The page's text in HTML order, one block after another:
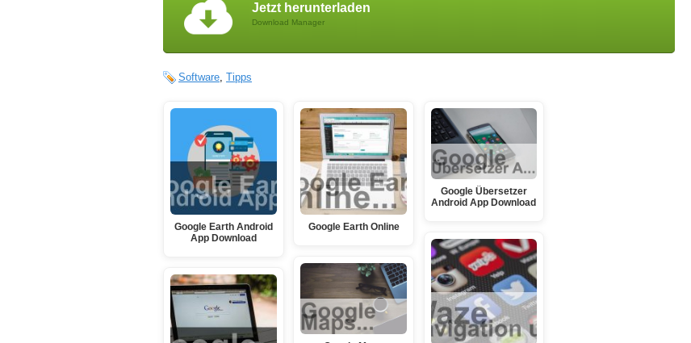
Jetzt herunterladen
Download Manager
Software, Tipps
Google Earth Android
App Download
Google Earth Online
Google Übersetzer
Android App Download